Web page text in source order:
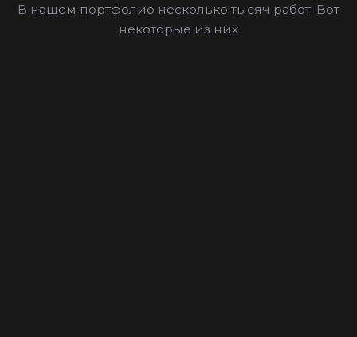
В нашем портфолио несколько тысяч работ. Вот
некоторые из них